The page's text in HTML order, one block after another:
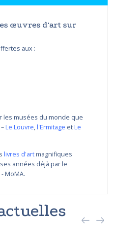
œuvres d'art sur
aux :
les musées du monde que
Le Louvre,l'Ermitage etLe
livres d'artmagnifiques
années déjà par le
MoMA.